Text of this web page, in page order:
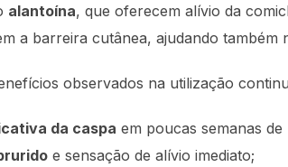
alantoína, que oferecem alívio da
a barreira cutânea, ajudando
observados na utilização
da caspa em poucas semanas de
e sensação de alívio imediato;